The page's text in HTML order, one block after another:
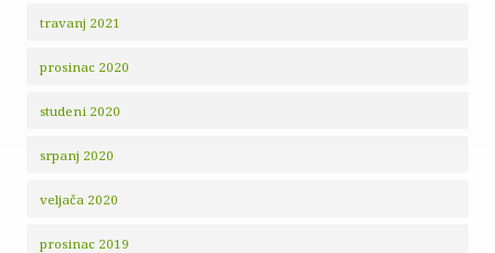
travanj 2021
prosinac 2020
studeni 2020
srpanj 2020
veljača 2020
prosinac 2019